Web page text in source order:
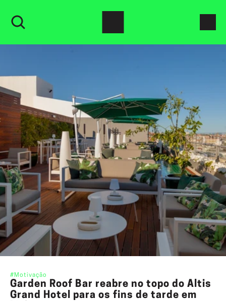
#Motivação
Garden Roof Bar reabre no topo do Altis
Grand Hotel para os fins de tarde em